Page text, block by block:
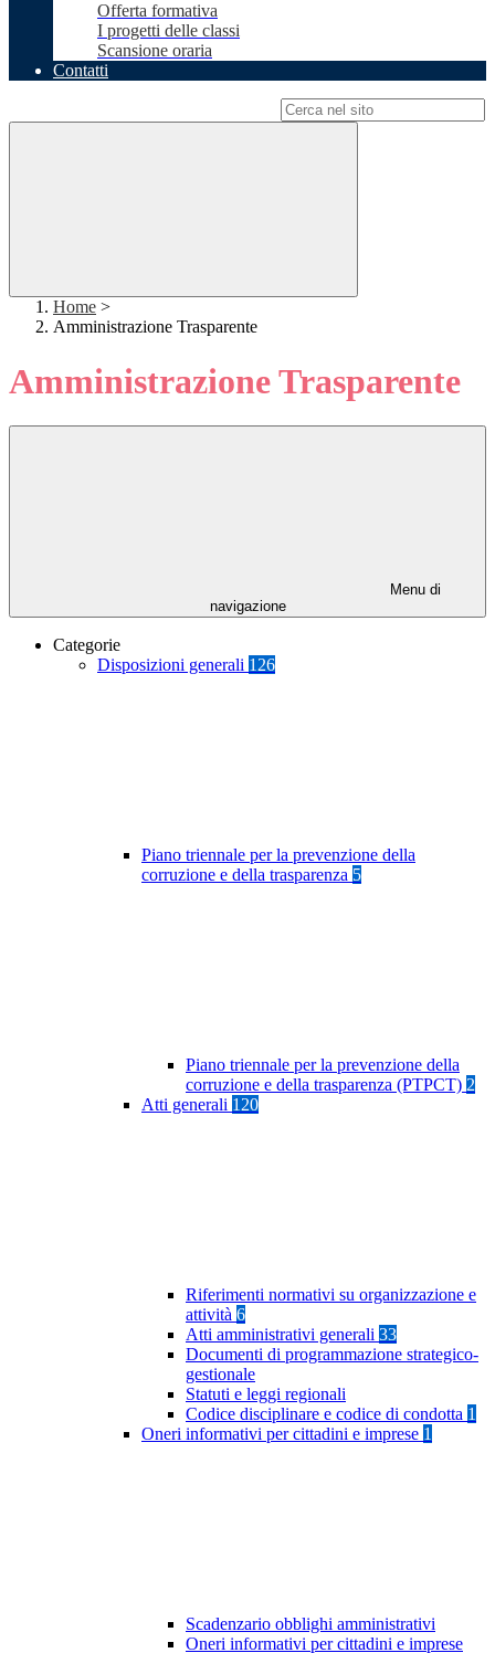
Offerta formativa
I progetti delle classi
Scansione oraria
Contatti
Home >
Amministrazione Trasparente
Amministrazione Trasparente
Menu di
navigazione
Categorie
Disposizioni generali 126
Piano triennale per la prevenzione della
corruzione e della trasparenza 5
Piano triennale per la prevenzione della
corruzione e della trasparenza (PTPCT) 2
Atti generali 120
Riferimenti normativi su organizzazione e
attività 6
Atti amministrativi generali 33
Documenti di programmazione strategico-
gestionale
Statuti e leggi regionali
Codice disciplinare e codice di condotta 1
Oneri informativi per cittadini e imprese 1
Scadenzario obblighi amministrativi
Oneri informativi per cittadini e imprese